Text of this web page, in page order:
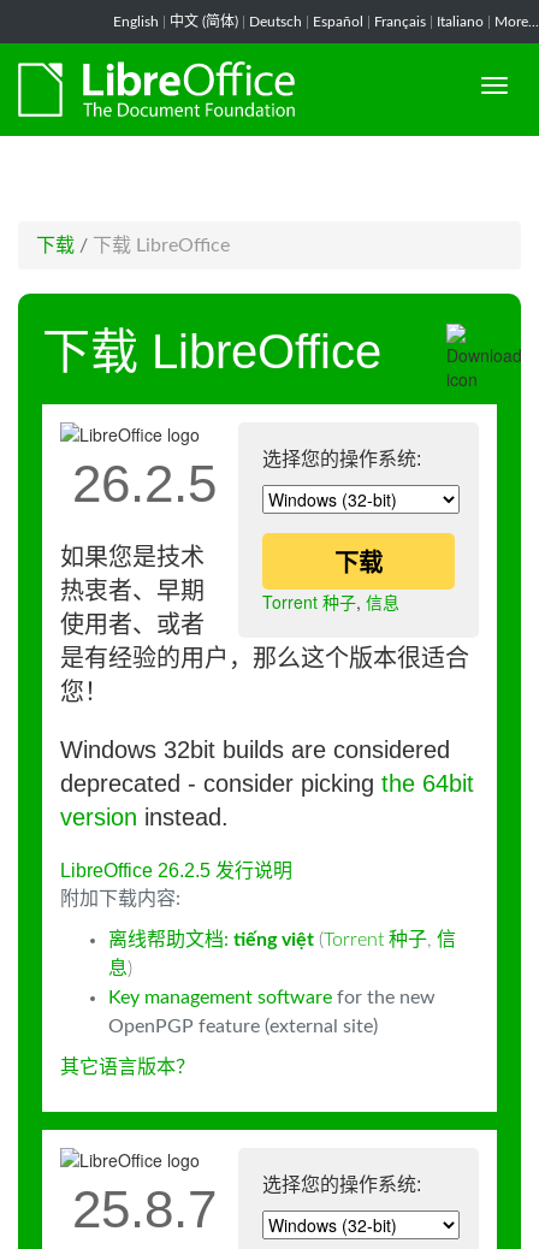
English 中文 (简体) Deutsch Español Français Italiano More...
下载 / 下载 LibreOffice
下载 LibreOffice
选择您的操作系统:
下载
Torrent 种子, 信息
26.2.5
如果您是技术
热衷者、早期
使用者、或者
是有经验的用户，那么这个版本很适合
您！
Windows 32bit builds are considered
deprecated - consider picking the 64bit
version instead.
LibreOffice 26.2.5 发行说明
附加下载内容:
离线帮助文档: tiếng việt (Torrent 种子, 信
息)
Key management software for the new
OpenPGP feature (external site)
其它语言版本？
选择您的操作系统:
25.8.7